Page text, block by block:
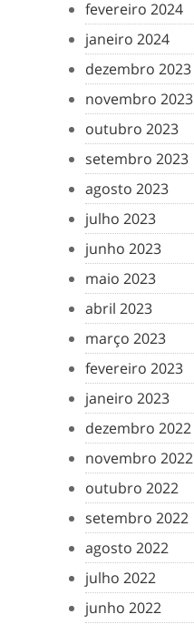
fevereiro 2024
janeiro 2024
dezembro 2023
novembro 2023
outubro 2023
setembro 2023
agosto 2023
julho 2023
junho 2023
maio 2023
abril 2023
março 2023
fevereiro 2023
janeiro 2023
dezembro 2022
novembro 2022
outubro 2022
setembro 2022
agosto 2022
julho 2022
junho 2022